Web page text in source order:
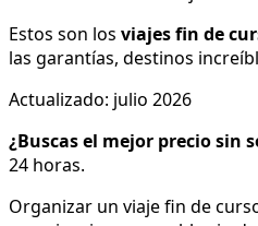
Estos son los viajes fin de
las garantías, destinos
Actualizado: julio 2026
¿Buscas el mejor precio sin
24 horas.
Organizar un viaje fin de